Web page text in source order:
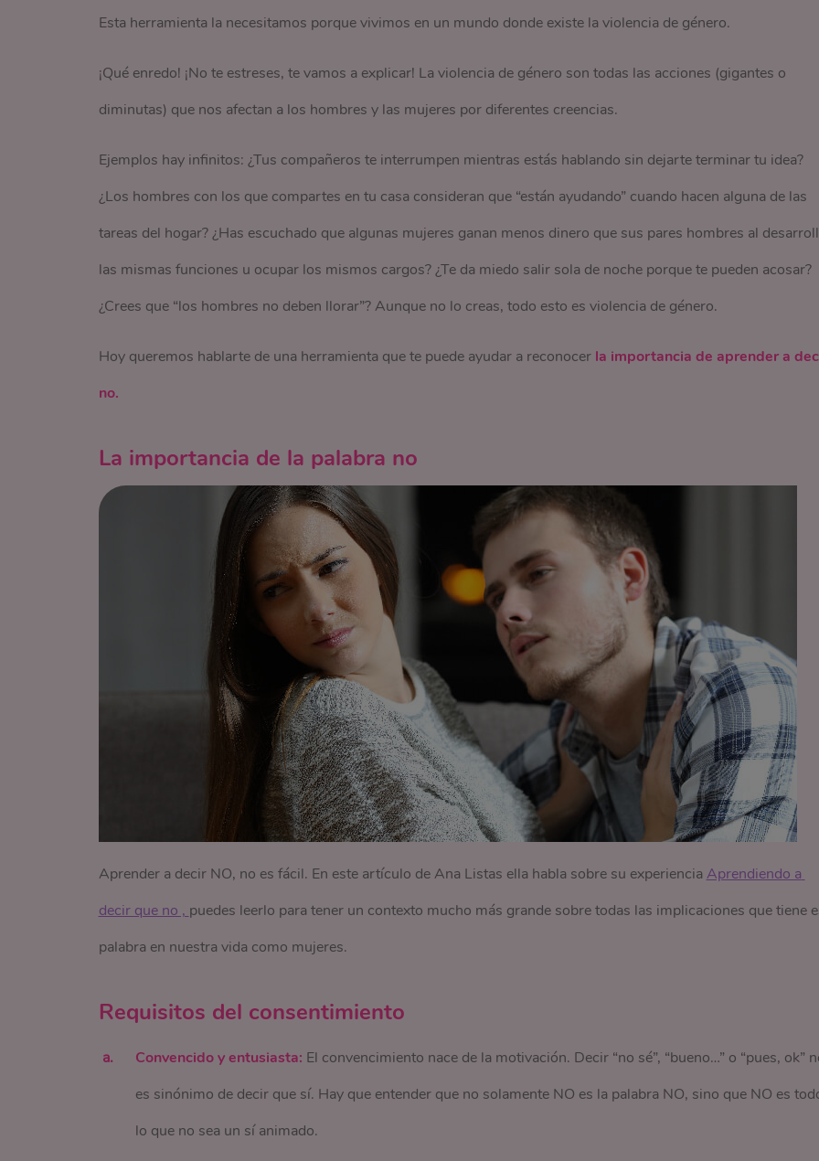
Esta herramienta la necesitamos porque vivimos en un mundo donde existe la violencia de género.
¡Qué enredo! ¡No te estreses, te vamos a explicar! La violencia de género son todas las acciones (gigantes o
diminutas) que nos afectan a los hombres y las mujeres por diferentes creencias.
Ejemplos hay infinitos: ¿Tus compañeros te interrumpen mientras estás hablando sin dejarte terminar tu idea?
¿Los hombres con los que compartes en tu casa consideran que “están ayudando” cuando hacen alguna de las
tareas del hogar? ¿Has escuchado que algunas mujeres ganan menos dinero que sus pares hombres al
las mismas funciones u ocupar los mismos cargos? ¿Te da miedo salir sola de noche porque te pueden acosar?
¿Crees que “los hombres no deben llorar”? Aunque no lo creas, todo esto es violencia de género.
Hoy queremos hablarte de una herramienta que te puede ayudar a reconocer la importancia de aprender a
no.
La importancia de la palabra no
Aprender a decir NO, no es fácil. En este artículo de Ana Listas ella habla sobre su experiencia Aprendiendo a
decir que no , puedes leerlo para tener un contexto mucho más grande sobre todas las implicaciones que tiene
palabra en nuestra vida como mujeres.
Requisitos del consentimiento
Convencido y entusiasta: El convencimiento nace de la motivación. Decir “no sé”, “bueno…” o “pues, ok”
es sinónimo de decir que sí. Hay que entender que no solamente NO es la palabra NO, sino que NO es
lo que no sea un sí animado.